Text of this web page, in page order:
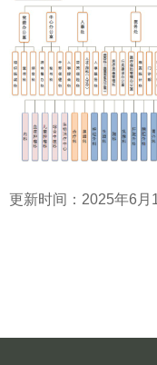
更新时间：2025年6月